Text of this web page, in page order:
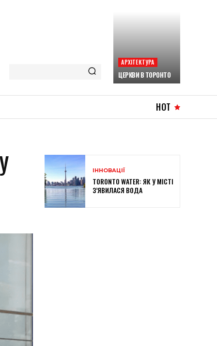
АРХІТЕКТУРА
ЦЕРКВИ В ТОРОНТО
HOT
ІННОВАЦІЇ
TORONTO WATER: ЯК У МІСТІ
З’ЯВИЛАСЯ ВОДА